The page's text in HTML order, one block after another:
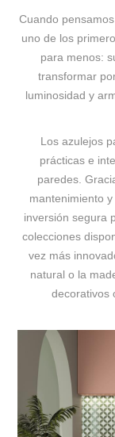
Cuando
uno de los
para menos:
transformar
luminosidad y
Los azulejos
prácticas e
paredes.
mantenimiento
inversión segura
colecciones
vez más
natural o la
decorativos